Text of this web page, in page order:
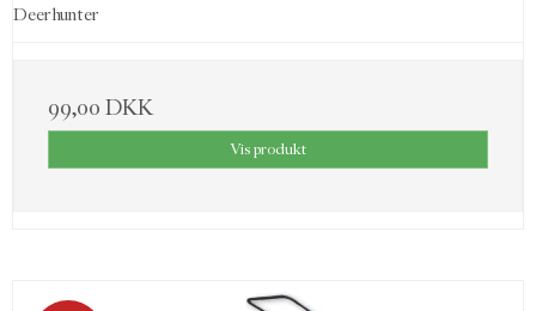
Deerhunter
99,00 DKK
Vis produkt